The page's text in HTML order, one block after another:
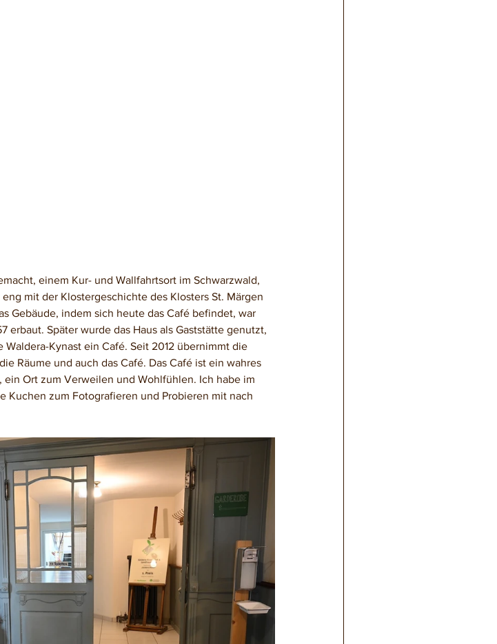
einem Kur- und Wallfahrtsort im Schwarzwald,
mit der Klostergeschichte des Klosters St. Märgen
Gebäude, indem sich heute das Café befindet, war
erbaut. Später wurde das Haus als Gaststätte genutzt,
Kynast ein Café. Seit 2012 übernimmt die
Räume und auch das Café. Das Café ist ein wahres
Ort zum Verweilen und Wohlfühlen. Ich habe im
Kuchen zum Fotografieren und Probieren mit nach